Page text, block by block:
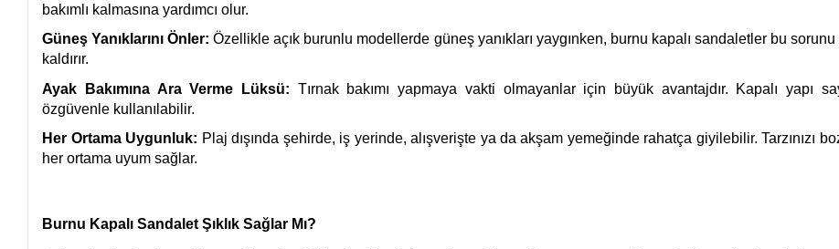
bakımlı kalmasına yardımcı olur.
Güneş Yanıklarını Önler: Özellikle açık burunlu modellerde güneş yanıkları yaygınken, burnu kapalı sandaletler bu sorunu
kaldırır.
Ayak Bakımına Ara Verme Lüksü: Tırnak bakımı yapmaya vakti olmayanlar için büyük avantajdır. Kapalı yapı
özgüvenle kullanılabilir.
Her Ortama Uygunluk: Plaj dışında şehirde, iş yerinde, alışverişte ya da akşam yemeğinde rahatça giyilebilir. Tarzınızı
her ortama uyum sağlar.
Burnu Kapalı Sandalet Şıklık Sağlar Mı?